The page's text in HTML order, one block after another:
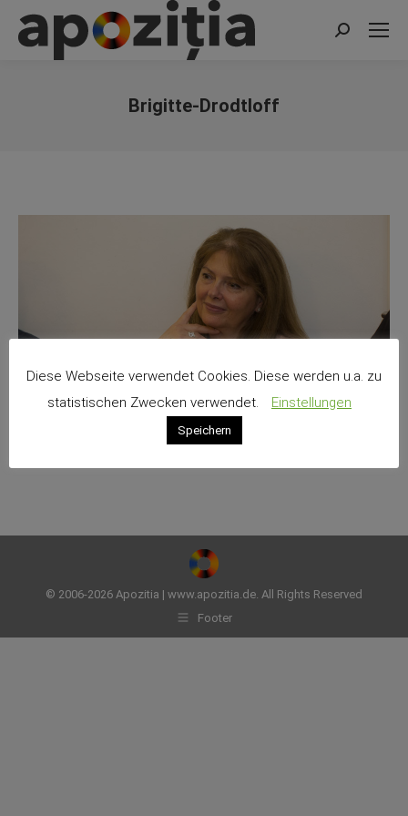
Search:
Brigitte-Drodtloff
© 2006-2026 Apozitia | www.apozitia.de. All Rights Reserved
Footer
Diese Webseite verwendet Cookies. Diese werden u.a. zu
statistischen Zwecken verwendet.
Einstellungen
Speichern